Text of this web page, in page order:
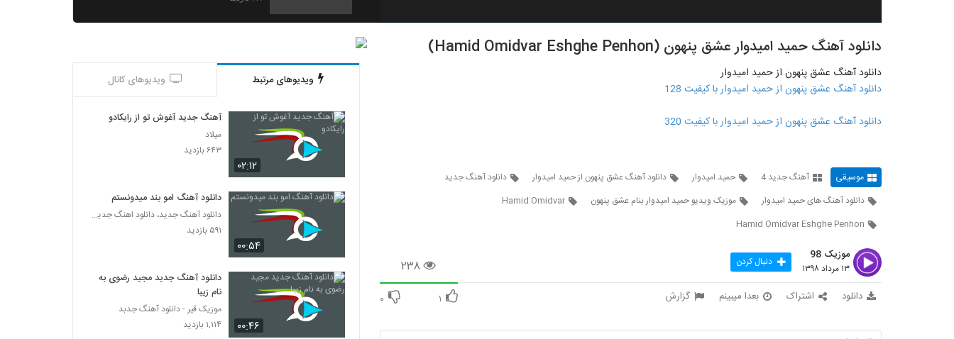
5269
آهنگ شهراد بنام بغض سنگی
آهنگ بی بوی موستانگ بنام بترس
۲۱۲ بازدید
دانلود آهنگ بردیا صابری آدم عاشق (Bardia
Saberi Adame Ashegh)
هادی سپاسی آهنگ نه نمیخوام
۲۴۰ بازدید
Bahador Ghavami Taskin
۲۰۳ بازدید
دانلود آهنگ حمید امیدوار عشق پنهون (Hamid Omidvar Eshghe Penhon)
دانلود آهنگ عشق پنهون از حمید امیدوار
دانلود آهنگ عشق پنهون از حمید امیدوار با کیفیت 128
دانلود آهنگ عشق پنهون از حمید امیدوار با کیفیت 320
موسیقی آهنگ جدید 4 حمید امیدوار دانلود آهنگ عشق پنهون از حمید امیدوار
دانلود آهنگ جدید
دانلود آهنگ های حمید امیدوار
موزیک ویدیو حمید امیدوار بنام عشق پنهون
Hamid Omidvar
Hamid Omidvar Eshghe Penhon
۲۳۸
موزیک 98
۱۳ مرداد ۱۳۹۸ دنبال کردن
دانلود اشتراک بعدا میبینم گزارش ۱ ۰
ویدیوهای مرتبط ویدیوهای کانال
۰۲:۱۲
آهنگ جدید آغوش تو از رایکادو
میلاد
۶۴۳ بازدید
۰۰:۵۴
دانلود آهنگ امو بند میدونستم
دانلود آهنگ جدید، دانلود اهنگ جدید ایرانی
۵۹۱ بازدید
۰۰:۴۶
دانلود آهنگ جدید مجید رضوی به
نام زیبا
موزیک قیر - دانلود آهنگ جدبد
۱,۱۱۴ بازدید